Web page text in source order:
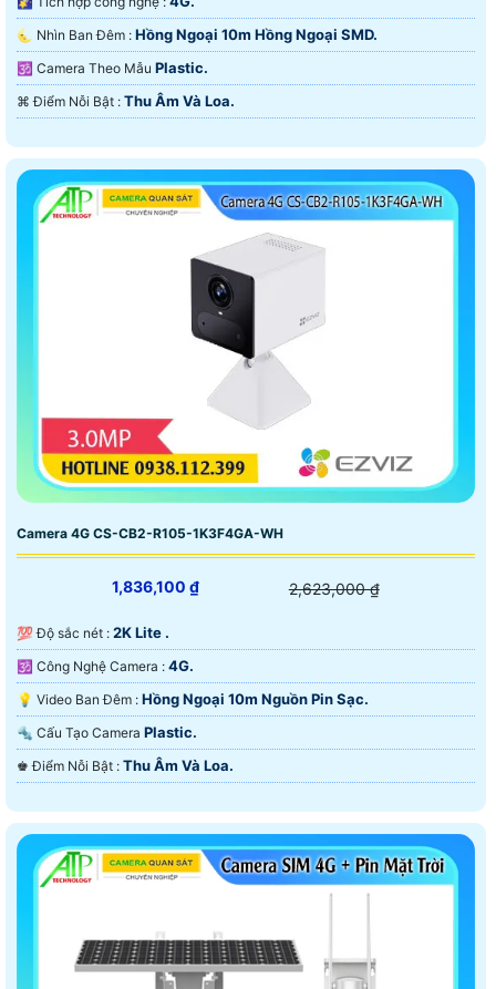
🌜 Nhìn Ban Đêm : Hồng Ngoại 10m Hồng Ngoại SMD.
🕉️ Camera Theo Mẫu Plastic.
️⌘ Điểm Nỗi Bật : Thu Âm Và Loa.
Camera 4G CS-CB2-R105-1K3F4GA-WH
1,836,100 ₫ 2,623,000 ₫
💯 Độ sắc nét : 2K Lite .
🕉️ Công Nghệ Camera : 4G.
💡 Video Ban Đêm : Hồng Ngoại 10m Nguồn Pin Sạc.
🔩 Cấu Tạo Camera Plastic.
️♚ Điểm Nỗi Bật : Thu Âm Và Loa.